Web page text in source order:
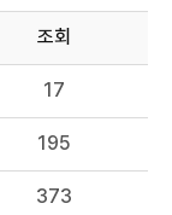
조회
17
195
373